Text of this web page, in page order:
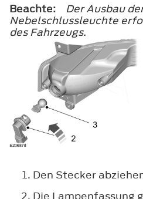
Beachte:
Der Ausbau
Nebelschlussleuchte
des Fahrzeugs.
Den Stecker